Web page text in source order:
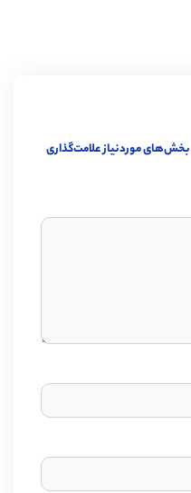
بخش‌های موردنیاز علامت‌گذاری